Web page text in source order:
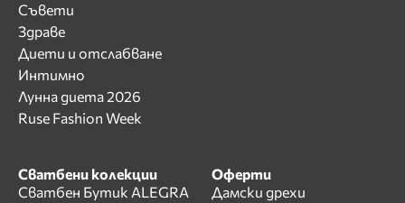
Съвети
Здраве
Диети и отслабване
Интимно
Лунна диета 2026
Ruse Fashion Week
Сватбени колекции
Сватбен Бутик ALEGRA
Оферти
Дамски дрехи